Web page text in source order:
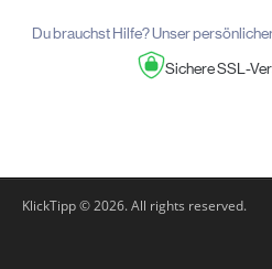
Du brauchst Hilfe? Unser
Sichere SSL-
KlickTipp © 2026. All rights reserved.